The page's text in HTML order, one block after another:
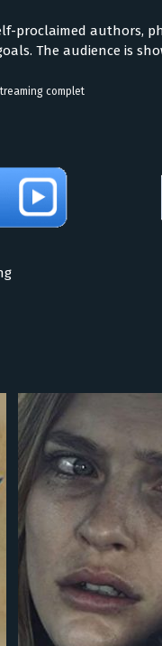
proclaimed authors,
The audience is
complet